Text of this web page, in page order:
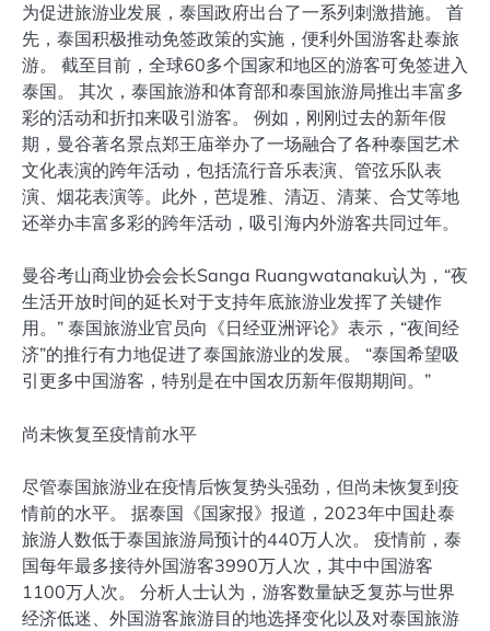
为促进旅游业发展，泰国政府出台了一系列刺激措施。 首
先，泰国积极推动免签政策的实施，便利外国游客赴泰旅
游。 截至目前，全球60多个国家和地区的游客可免签进入
泰国。 其次，泰国旅游和体育部和泰国旅游局推出丰富多
彩的活动和折扣来吸引游客。 例如，刚刚过去的新年假
期，曼谷著名景点郑王庙举办了一场融合了各种泰国艺术
文化表演的跨年活动，包括流行音乐表演、管弦乐队表
演、烟花表演等。此外，芭堤雅、清迈、清莱、合艾等地
还举办丰富多彩的跨年活动，吸引海内外游客共同过年。
曼谷考山商业协会会长Sanga Ruangwatanaku认为，“夜
生活开放时间的延长对于支持年底旅游业发挥了关键作
用。” 泰国旅游业官员向《日经亚洲评论》表示，“夜间经
济”的推行有力地促进了泰国旅游业的发展。 “泰国希望吸
引更多中国游客，特别是在中国农历新年假期期间。”
尚未恢复至疫情前水平
尽管泰国旅游业在疫情后恢复势头强劲，但尚未恢复到疫
情前的水平。 据泰国《国家报》报道，2023年中国赴泰
旅游人数低于泰国旅游局预计的440万人次。 疫情前，泰
国每年最多接待外国游客3990万人次，其中中国游客
1100万人次。 分析人士认为，游客数量缺乏复苏与世界
经济低迷、外国游客旅游目的地选择变化以及对泰国旅游